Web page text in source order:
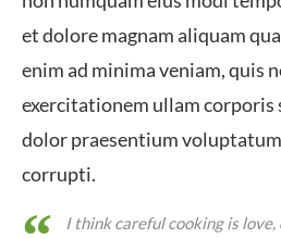
et dolore magnam aliquam
enim ad minima veniam, quis
exercitationem ullam corporis
dolor praesentium
corrupti.
I think careful cooking is love,